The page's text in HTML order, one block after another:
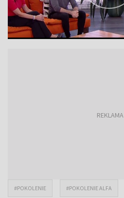
#POKOLENIE #POKOLENIE ALFA